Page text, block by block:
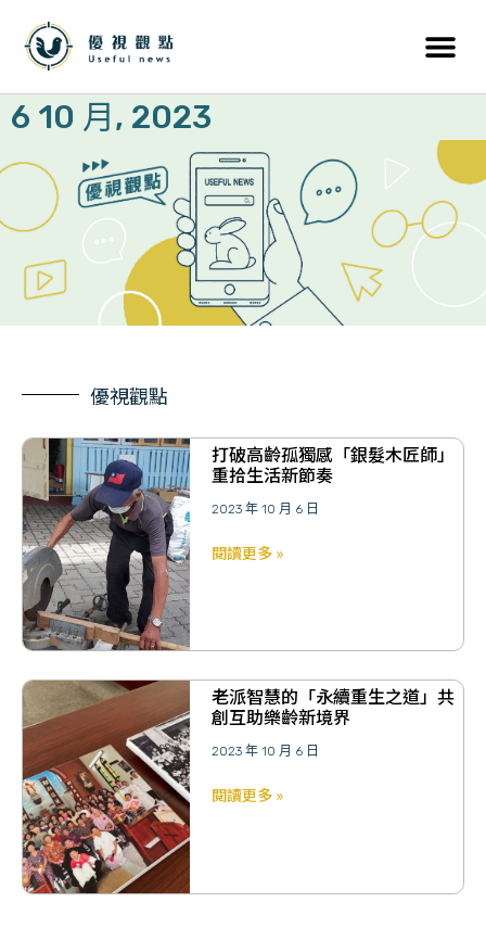
6 10 月, 2023
優視觀點
打破高齡孤獨感「銀髮木匠師」
重拾生活新節奏
2023 年 10 月 6 日
閱讀更多 »
老派智慧的「永續重生之道」共
創互助樂齡新境界
2023 年 10 月 6 日
閱讀更多 »